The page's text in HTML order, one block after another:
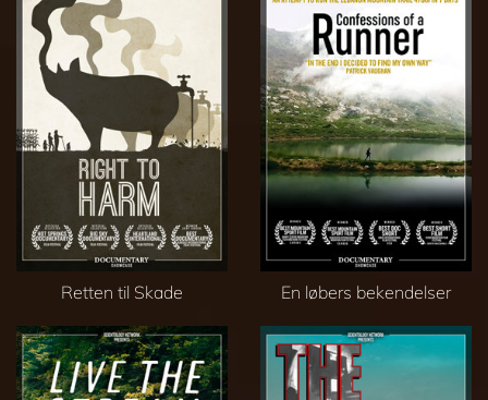
Retten til Skade En løbers bekendelser